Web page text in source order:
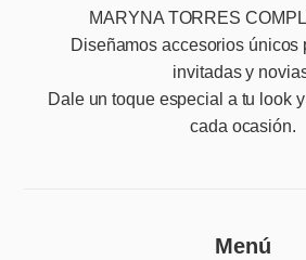
MARYNA TORRES
Diseñamos accesorios únicos
invitadas y
Dale un toque especial a tu look
cada ocasión.
Menú